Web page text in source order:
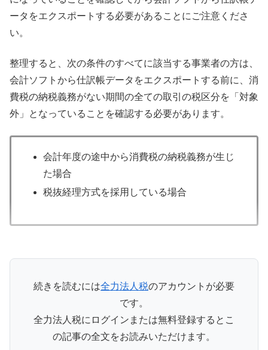
ータをエクスポートする必要があることにご注意くださ
い。
整理すると、次の条件のすべてに該当する事業者の方は、
会計ソフトから仕訳帳データをエクスポートする前に、消
費税の納税義務がない期間の全ての取引の税区分を「対象
外」となっていることを確認する必要があります。
会計年度の途中から消費税の納税義務が生じ
た場合
税抜経理方式を採用している場合
続きを読むには全力法人税のアカウントが必要
です。
全力法人税にログインまたは無料登録するとこ
の記事の全文をお読みいただけます。